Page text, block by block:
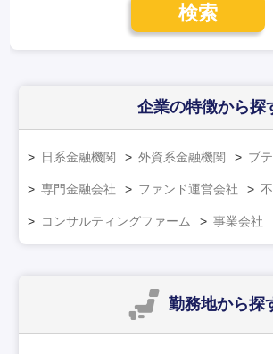
検索
企業の特徴から探
日系金融機関 外資系金融機関 ブ
専門金融会社 ファンド運営会社
コンサルティングファーム 事業会社
勤務地から探